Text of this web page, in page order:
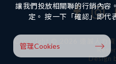
Copyright © 遠誠人力
Design
讓我們投放相關聯的行銷內容
定。 按一下「確認」即代
管理Cookies